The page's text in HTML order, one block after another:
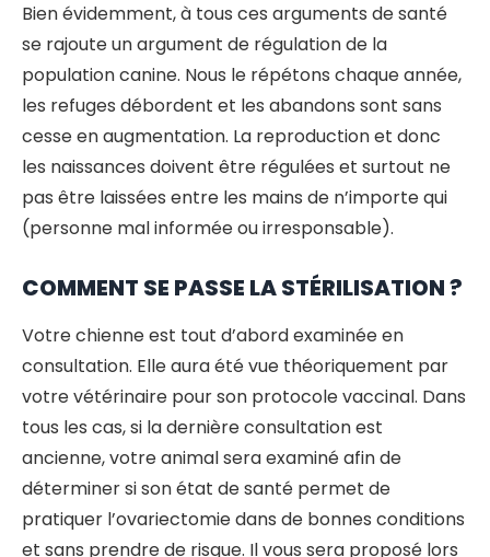
Bien évidemment, à tous ces arguments de santé
se rajoute un argument de régulation de la
population canine. Nous le répétons chaque année,
les refuges débordent et les abandons sont sans
cesse en augmentation. La reproduction et donc
les naissances doivent être régulées et surtout ne
pas être laissées entre les mains de n’importe qui
(personne mal informée ou irresponsable).
COMMENT SE PASSE LA STÉRILISATION ?
Votre chienne est tout d’abord examinée en
consultation. Elle aura été vue théoriquement par
votre vétérinaire pour son protocole vaccinal. Dans
tous les cas, si la dernière consultation est
ancienne, votre animal sera examiné afin de
déterminer si son état de santé permet de
pratiquer l’ovariectomie dans de bonnes conditions
et sans prendre de risque. Il vous sera proposé lors